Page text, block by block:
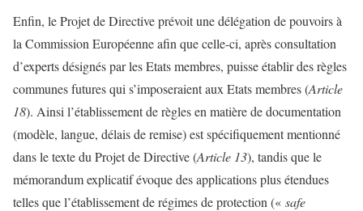
Enfin, le Projet de Directive prévoit une délégation de pouvoirs à
la Commission Européenne afin que celle-ci, après consultation
d’experts désignés par les Etats membres, puisse établir des règles
communes futures qui s’imposeraient aux Etats membres (Article
18). Ainsi l’établissement de règles en matière de documentation
(modèle, langue, délais de remise) est spécifiquement mentionné
dans le texte du Projet de Directive (Article 13), tandis que le
mémorandum explicatif évoque des applications plus étendues
telles que l’établissement de régimes de protection (« safe